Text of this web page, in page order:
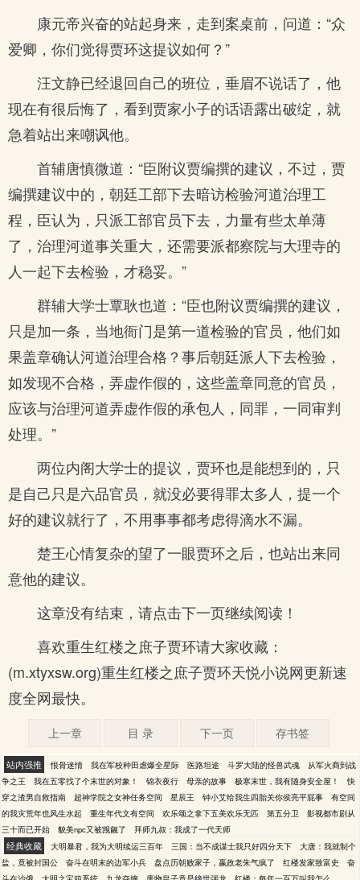
康元帝兴奋的站起身来，走到案桌前，问道：“众
爱卿，你们觉得贾环这提议如何？”
汪文静已经退回自己的班位，垂眉不说话了，他
现在有很后悔了，看到贾家小子的话语露出破绽，就
急着站出来嘲讽他。
首辅唐慎微道：“臣附议贾编撰的建议，不过，贾
编撰建议中的，朝廷工部下去暗访检验河道治理工
程，臣认为，只派工部官员下去，力量有些太单薄
了，治理河道事关重大，还需要派都察院与大理寺的
人一起下去检验，才稳妥。”
群辅大学士覃耿也道：“臣也附议贾编撰的建议，
只是加一条，当地衙门是第一道检验的官员，他们如
果盖章确认河道治理合格？事后朝廷派人下去检验，
如发现不合格，弄虚作假的，这些盖章同意的官员，
应该与治理河道弄虚作假的承包人，同罪，一同审判
处理。”
两位内阁大学士的提议，贾环也是能想到的，只
是自己只是六品官员，就没必要得罪太多人，提一个
好的建议就行了，不用事事都考虑得滴水不漏。
楚王心情复杂的望了一眼贾环之后，也站出来同
意他的建议。
这章没有结束，请点击下一页继续阅读！
喜欢重生红楼之庶子贾环请大家收藏：
(m.xtyxsw.org)重生红楼之庶子贾环天悦小说网更新速
度全网最快。
上一章 目 录 下一页 存书签
站内强推 恨骨迷情 我在军校种田虐爆全星际 医路坦途 斗罗大陆的怪兽武魂
从军火商到战
争之王
我在五零找了个末世的对象！ 锦衣夜行 母亲的故事 极寒末世，我有随身安全屋！
快
穿之渣男自救指南
超神学院之女神任务空间 星辰王 钟小艾给我生四胎关你侯亮平屁事
有空间
的我灾荒年也风生水起
重生年代文有空间 欢乐颂之拿下五美欢乐无匹 第五分卫
影视都市剧从
三十而已开始
貌美npc又被觊觎了 拜师九叔：我成了一代天师
经典收藏 大明暴君，我为大明续运三百年 三国：当不成谋士我只好四分天下
大唐：我就制个
盐，竟被封国公
奋斗在明末的边军小兵 盘点历朝败家子，嬴政老朱气疯了 红楼发家致富史
奋